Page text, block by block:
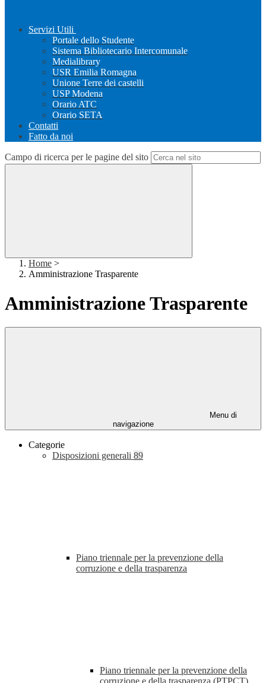
Servizi Utili
Portale dello Studente
Sistema Bibliotecario Intercomunale
Medialibrary
USR Emilia Romagna
Unione Terre dei castelli
USP Modena
Orario ATC
Orario SETA
Contatti
Fatto da noi
Campo di ricerca per le pagine del sito
Home >
Amministrazione Trasparente
Amministrazione Trasparente
Menu di
navigazione
Categorie
Disposizioni generali 89
Piano triennale per la prevenzione della
corruzione e della trasparenza
Piano triennale per la prevenzione della